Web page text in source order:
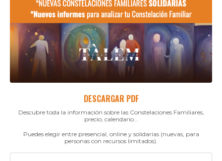
DESCARGAR PDF
Descubre toda la información sobre las Constelaciones Familiares,
precio, calendario...
Puedes elegir entre presencial, online y solidarias (nuevas, para
personas con recursos limitados).